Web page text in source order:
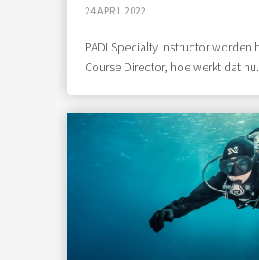
24 APRIL 2022
PADI Specialty Instructor worden
Course Director, hoe werkt dat